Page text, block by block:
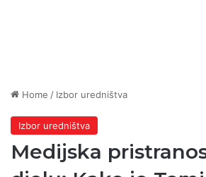
Home / Izbor uredništva
Izbor uredništva
Medijska